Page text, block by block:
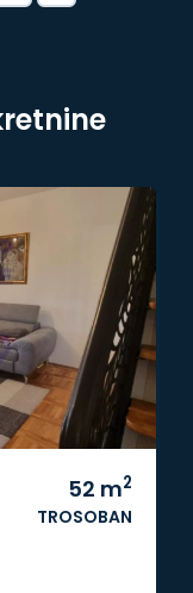
52 m2
TROSOBAN